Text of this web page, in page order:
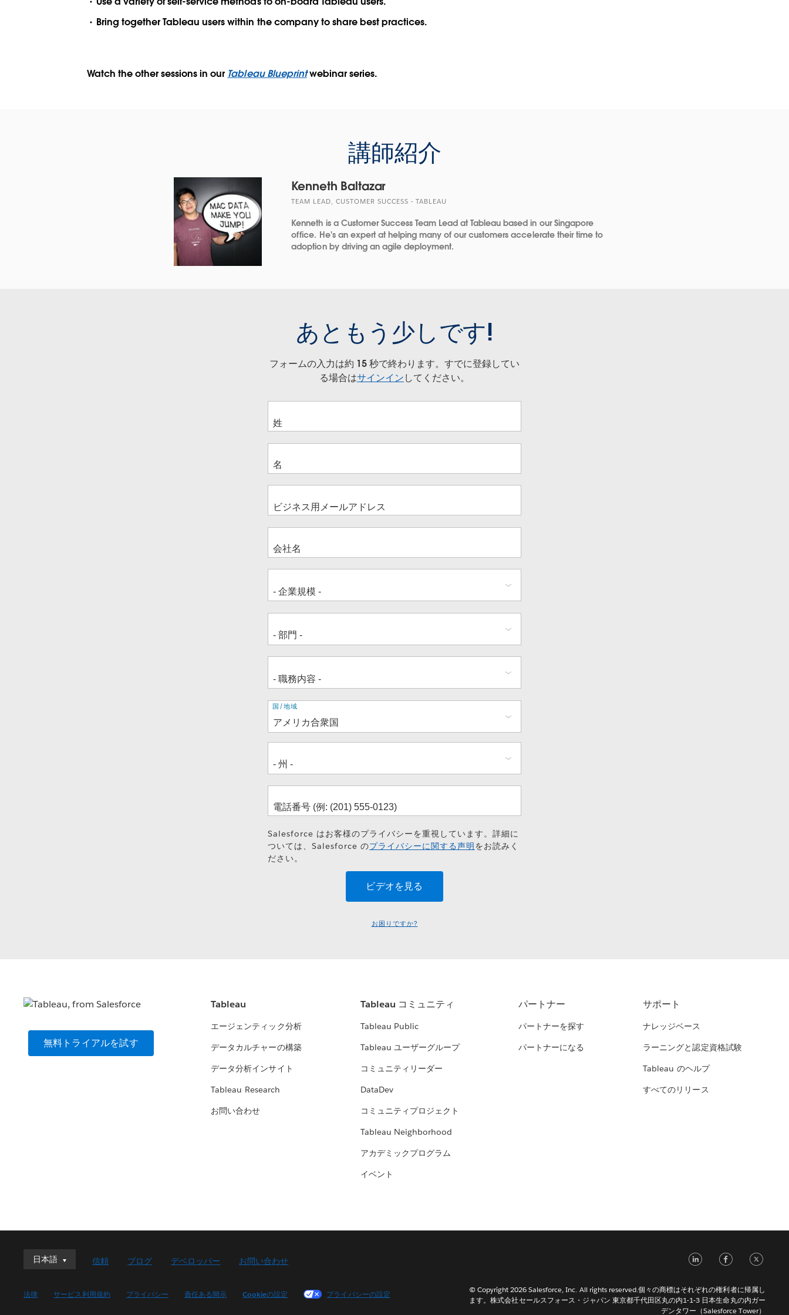
Bring together Tableau users within the company to share best practices.
Watch the other sessions in our Tableau Blueprintwebinar series.
講師紹介
Kenneth Baltazar
TEAM LEAD, CUSTOMER SUCCESS - TABLEAU
Kenneth is a Customer Success Team Lead at Tableau based in our Singapore
office. He's an expert at helping many of our customers accelerate their time to
adoption by driving an agile deployment.
あともう少しです!
フォームの入力は約 15 秒で終わります。すでに登録してい
る場合はサインインしてください。
住
所
国/地域
Salesforce はお客様のプライバシーを重視しています。詳細に
ついては、Salesforce のプライバシーに関する声明をお読みく
ださい。
お困りですか?
無料トライアルを試す
Tableau
エージェンティック分析
データカルチャーの構築
データ分析インサイト
Tableau Research
お問い合わせ
Tableau コミュニティ
Tableau Public
Tableau ユーザーグループ
コミュニティリーダー
DataDev
コミュニティプロジェクト
Tableau Neighborhood
アカデミックプログラム
イベント
パートナー
パートナーを探す
パートナーになる
サポート
ナレッジベース
ラーニングと認定資格試験
Tableau のヘルプ
すべてのリリース
日本語
日本語
English (UK)
信頼 ブログ デベロッパー お問い合わせ
法律 サービス利用規約 プライバシー 責任ある開示 Cookieの設定 プライバシーの設定
LinkedIn
© Copyright 2026 Salesforce, Inc. All rights reserved.個々の商標はそれぞれの権利者に帰属し
ます。株式会社セールスフォース・ジャパン 東京都千代田区丸の内1-1-3 日本生命丸の内ガー
デンタワー（Salesforce Tower）